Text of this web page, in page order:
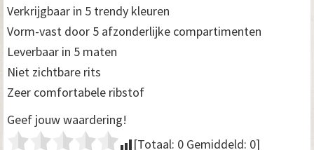
Verkrijgbaar in 5 trendy kleuren
Vorm-vast door 5 afzonderlijke compartimenten
Leverbaar in 5 maten
Niet zichtbare rits
Zeer comfortabele ribstof
Geef jouw waardering!
[Totaal: 0 Gemiddeld: 0]